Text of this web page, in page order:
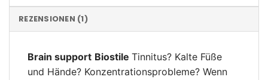
REZENSIONEN (1)
Brain support Biostile Tinnitus? Kalte Füße
und Hände? Konzentrationsprobleme? Wenn